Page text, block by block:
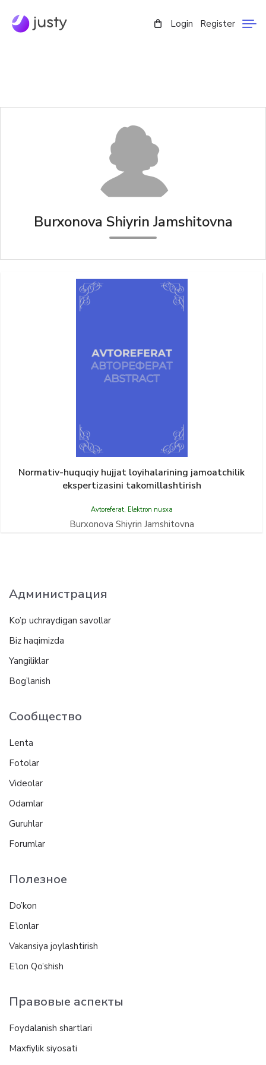
Login Register
Burxonova Shiyrin Jamshitovna
Normativ-huquqiy hujjat loyihalarining jamoatchilik
ekspertizasini takomillashtirish
Avtoreferat, Elektron nusxa
Burxonova Shiyrin Jamshitovna
Администрация
Ko’p uchraydigan savollar
Biz haqimizda
Yangiliklar
Bog’lanish
Сообщество
Lenta
Fotolar
Videolar
Odamlar
Guruhlar
Forumlar
Полезное
Do’kon
E’lonlar
Vakansiya joylashtirish
E’lon Qo’shish
Правовые аспекты
Foydalanish shartlari
Maxfiylik siyosati